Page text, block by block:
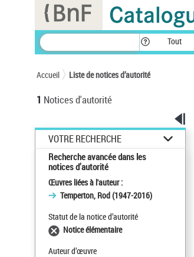
Tout
Accueil Liste de notices d’autorité
1 Notices d'autorité
VOTRE RECHERCHE
Recherche avancée dans les
notices d’autorité
Œuvres liées à l'auteur :
Temperton, Rod (1947-2016)
Statut de la notice d’autorité
Notice élémentaire
Auteur d’œuvre
Panneau de gestion des cookies